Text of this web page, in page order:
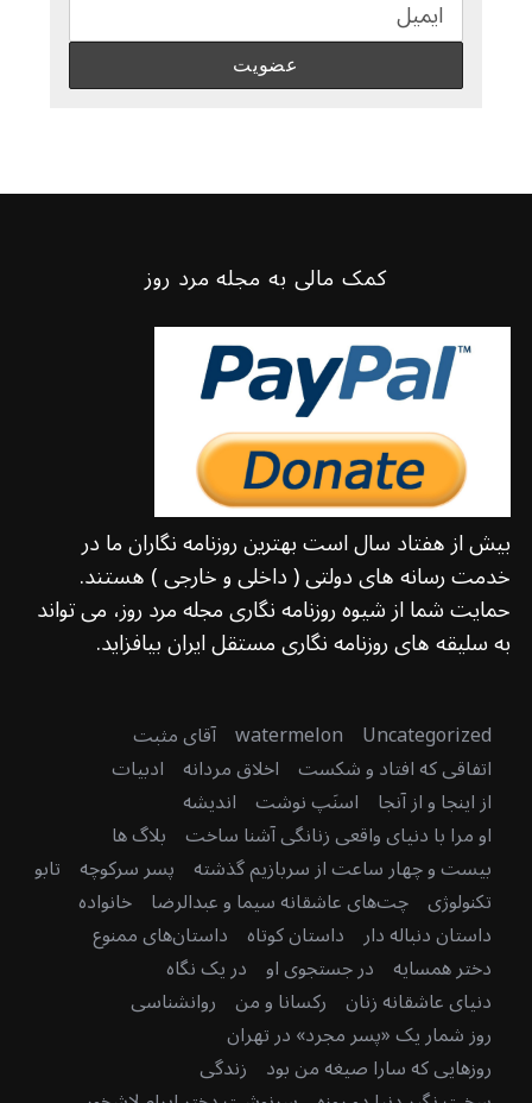
کمک مالی به مجله مرد روز
بیش از هفتاد سال است بهترین روزنامه نگاران ما در
خدمت رسانه های دولتی ( داخلی و خارجی ) هستند.
حمایت شما از شیوه روزنامه نگاری مجله مرد روز، می تواند
به سلیقه های روزنامه نگاری مستقل ایران بیافزاید.
Uncategorized
watermelon آقای مثبت
اتفاقی که افتاد و شکست اخلاق مردانه ادبیات
از اینجا و از آنجا اسنَپ نوشت اندیشه
او مرا با دنیای واقعی زنانگی آشنا ساخت بلاگ ها
بیست و چهار ساعت از سربازیم گذشته پسر سرکوچه تابو
تکنولوژی چت‌های عاشقانه سیما و عبدالرضا خانواده
داستان دنباله دار داستان کوتاه داستان‌های ممنوع
دختر همسایه در جستجوی او در یک نگاه
دنیای عاشقانه زنان رکسانا و من روانشناسی
روز شمار یک «پسر مجرد» در تهران
روزهایی که سارا صیغه من بود زندگی